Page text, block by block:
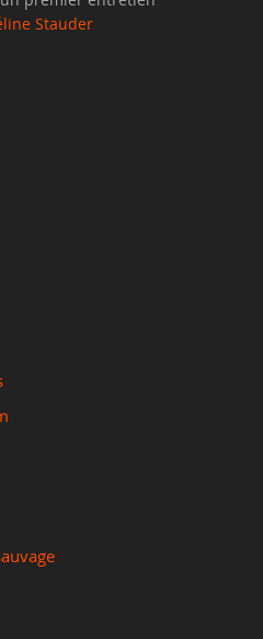
Stauder